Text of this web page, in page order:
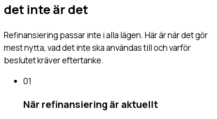
det inte är det
Refinansiering passar inte i alla lägen. Här är när det gör
mest nytta, vad det inte ska användas till och varför
beslutet kräver eftertanke.
01
När refinansiering är aktuellt